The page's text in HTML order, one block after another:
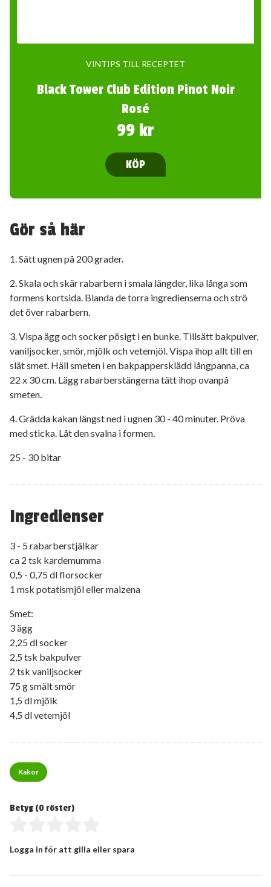
Ingredienser
3 - 5 rabarberstjälkar
ca 2 tsk kardemumma
0,5 - 0,75 dl florsocker
1 msk potatismjöl eller maizena
Smet:
3 ägg
2,25 dl socker
2,5 tsk bakpulver
2 tsk vaniljsocker
75 g smält smör
1,5 dl mjölk
4,5 dl vetemjöl
VINTIPS TILL RECEPTET
Black Tower Club Edition Pinot Noir
Rosé
99 kr
KÖP
Gör så här
1. Sätt ugnen på 200 grader.
2. Skala och skär rabarbern i smala längder, lika långa som
formens kortsida. Blanda de torra ingredienserna och strö
det över rabarbern.
3. Vispa ägg och socker pösigt i en bunke. Tillsätt bakpulver,
vaniljsocker, smör, mjölk och vetemjöl. Vispa ihop allt till en
slät smet. Häll smeten i en bakpappersklädd långpanna, ca
22 x 30 cm. Lägg rabarberstängerna tätt ihop ovanpå
smeten.
4. Grädda kakan längst ned i ugnen 30 - 40 minuter. Pröva
med sticka. Låt den svalna i formen.
25 - 30 bitar
Kakor
Betyg (0 röster)
Logga in för att gilla eller spara